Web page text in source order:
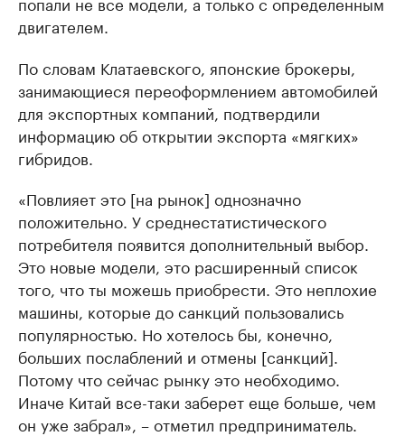
двигателем.
По словам Клатаевского, японские брокеры,
занимающиеся переоформлением автомобилей
для экспортных компаний, подтвердили
информацию об открытии экспорта «мягких»
гибридов.
«Повлияет это [на рынок] однозначно
положительно. У среднестатистического
потребителя появится дополнительный выбор.
Это новые модели, это расширенный список
того, что ты можешь приобрести. Это неплохие
машины, которые до санкций пользовались
популярностью. Но хотелось бы, конечно,
больших послаблений и отмены [санкций].
Потому что сейчас рынку это необходимо.
Иначе Китай все-таки заберет еще больше, чем
он уже забрал», – отметил предприниматель.